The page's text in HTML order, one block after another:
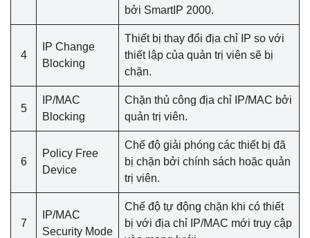
bởi SmartIP 2000.
4
IP Change
Blocking
Thiết bị thay đổi địa chỉ IP so với
thiết lập của quản trị viên sẽ bị
chặn.
5
IP/MAC
Blocking
Chặn thủ công địa chỉ IP/MAC bởi
quản trị viên.
6
Policy Free
Device
Chế độ giải phóng các thiết bị đã
bị chặn bởi chính sách hoặc quản
trị viên.
7
IP/MAC
Security Mode
Chế độ tự động chặn khi có thiết
bị với địa chỉ IP/MAC mới truy cập